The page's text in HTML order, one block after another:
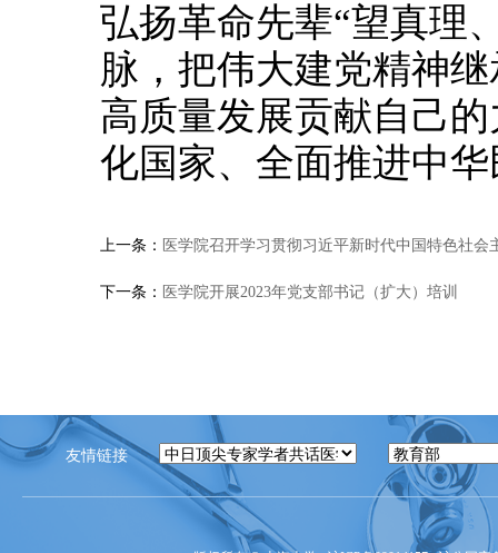
弘扬革命先辈“望真理
脉，把伟大建党精神
高质量发展贡献自己
化国家、全面推进中
上一条： 医学院召开学习贯彻习近平新时代中国特色社会
下一条： 医学院开展2023年党支部书记（扩大）培训
友情链接